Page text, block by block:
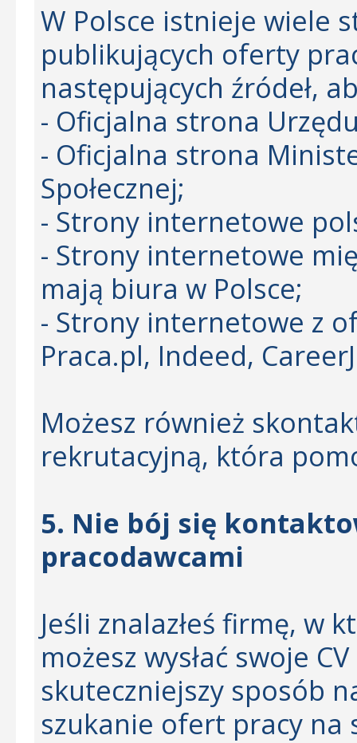
W Polsce istnieje wiele
publikujących oferty
następujących źródeł,
- Oficjalna strona
- Oficjalna strona
Społecznej;
- Strony internetowe
- Strony internetowe
mają biura w Polsce;
- Strony internetowe z
Praca.pl, Indeed,
Możesz również
rekrutacyjną, która
5. Nie bój się
pracodawcami
Jeśli znalazłeś firmę, w
możesz wysłać swoje
skuteczniejszy sposób
szukanie ofert pracy